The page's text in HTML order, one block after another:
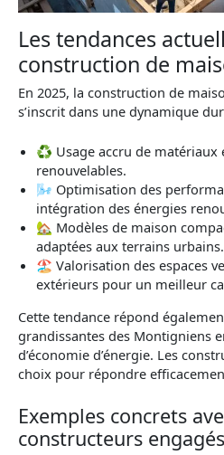
Les tendances
construction de
En 2025, la construction de
s’inscrit dans une dynamique
♻️ Usage accru de matériaux
renouvelables.
🌬 Optimisation des
intégration des énergies
🏡 Modèles de maison
adaptées aux terrains urbains.
🏖 Valorisation des espaces
extérieurs pour un meilleur
Cette tendance répond
grandissantes des Montigniens
d’économie d’énergie. Les
choix pour répondre
Exemples concrets
constructeurs